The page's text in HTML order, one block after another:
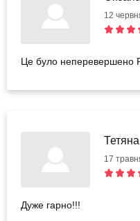
12
Це було неперевершено
Тетяна
17
Дуже гарно!!!